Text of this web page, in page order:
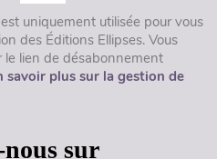
uniquement utilisée pour vous
des Éditions Ellipses. Vous
lien de désabonnement
savoir plus sur la gestion de
nous sur